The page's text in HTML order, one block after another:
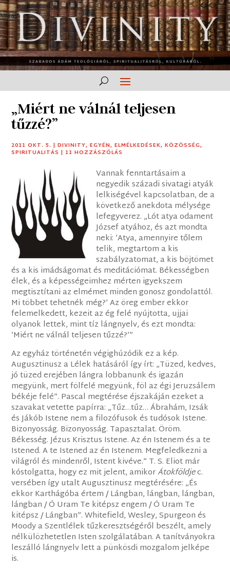
„Miért ne válnál teljesen
tűzzé?”
2011 OKT. 5. |DIVINITY,EGYÉN,ELMÉLKEDÉSEK,KÖZÖSSÉG,
SPIRITUALITÁS | 11 HOZZÁSZÓLÁS
Vannak fenntartásaim a
negyedik századi sivatagi atyák
lelkiségével kapcsolatban, de a
következő anekdota mélysége
lefegyverez. „Lót atya odament
József atyához, és azt mondta
neki: ’Atya, amennyire tőlem
telik, megtartom a kis
szabályzatomat, a kis böjtömet
és a kis imádságomat és meditációmat. Békességben
élek, és a képességeimhez mérten igyekszem
megtisztítani az elmémet minden gonosz gondolattól.
Mi többet tehetnék még?’ Az öreg ember ekkor
felemelkedett, kezeit az ég felé nyújtotta, ujjai
olyanok lettek, mint tíz lángnyelv, és ezt mondta:
’Miért ne válnál teljesen tűzzé?’”
Az egyház történetén végighúzódik ez a kép.
Augusztinusz a Lélek hatásáról így írt: „Tüzed, kedves,
jó tüzed erejében lángra lobbanunk és igazán
megyünk, mert fölfelé megyünk, föl az égi Jeruzsálem
békéje felé”. Pascal megtérése éjszakáján ezeket a
szavakat vetette papírra: „Tűz…tűz… Ábrahám, Izsák
és Jákób Istene nem a filozófusok és tudósok Istene.
Bizonyosság. Bizonyosság. Tapasztalat. Öröm.
Békesség. Jézus Krisztus Istene. Az én Istenem és a te
Istened. A te Istened az én Istenem. Megfeledkezni a
világról és mindenről, Istent kivéve.” T. S. Eliot már
kóstolgatta, hogy ez mit jelent, amikorÁtokföldjec.
versében így utalt Augusztinusz megtérésére: „És
ekkor Karthágóba értem / Lángban, lángban, lángban,
lángban / Ó Uram Te kitépsz engem / Ó Uram Te
kitépsz / Lángban”. Whitefield, Wesley, Spurgeon és
Moody a Szentlélek tűzkeresztségéről beszélt, amely
nélkülözhetetlen Isten szolgálatában. A tanítványokra
leszálló lángnyelv lett a pünkösdi mozgalom jelképe
is.